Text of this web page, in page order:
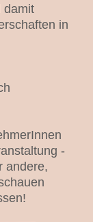
damit
in
-
andere,